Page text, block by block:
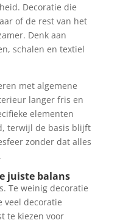
Decoratie die
of de rest van het
Denk aan
schalen en textiel
met algemene
langer fris en
elementen
terwijl de basis blijft
zonder dat alles
juiste balans
Te weinig decoratie
veel decoratie
te kiezen voor